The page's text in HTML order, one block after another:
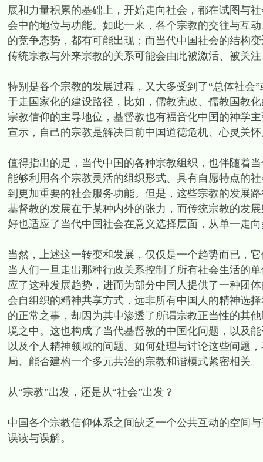
展和力量积累的基础上，开始走向社会，都在试图与
会中的地位与功能。如此一来，各个宗教的交往与互
的竞争态势，都有可能出现；而当代中国社会的结构
传统宗教与外来宗教的关系可能会由此被激活、被关
特别是各个宗教的发展过程，又大多受到了“总体社
于走国家化的建设路径，比如，儒教宪政、儒教国教
宗教信仰的主导地位，基督教也有福音化中国的神学
宣示，自己的宗教是解决目前中国道德危机、心灵关
值得指出的是，当代中国的各种宗教组织，也伴随着
能够利用各个宗教灵活的组织形式、具有自愿特点的
到更加重要的社会服务功能。但是，这些宗教的发展
基督教的发展在于某种内外的张力，而传统宗教的发
好也适应了当代中国社会在意义选择层面，从单一走
当然，上述这一转变和发展，仅仅是一个趋势而已，
当人们一旦走出那种行政关系控制了所有社会生活的
应了这种发展趋势，进而为部分中国人提供了一种团
会自组织的精神共享方式，远非所有中国人的精神选
的正常之事，却因为其中渗透了所谓宗教正当性的其
境之中。这也构成了当代基督教的中国化问题，以及
以及个人精神领域的问题。如何处理与讨论这些问题
局、能否建构一个多元共治的宗教和谐模式紧密相关。
从“宗教”出发，还是从“社会”出发？
中国各个宗教信仰体系之间缺乏一个公共互动的空间
误读与误解。